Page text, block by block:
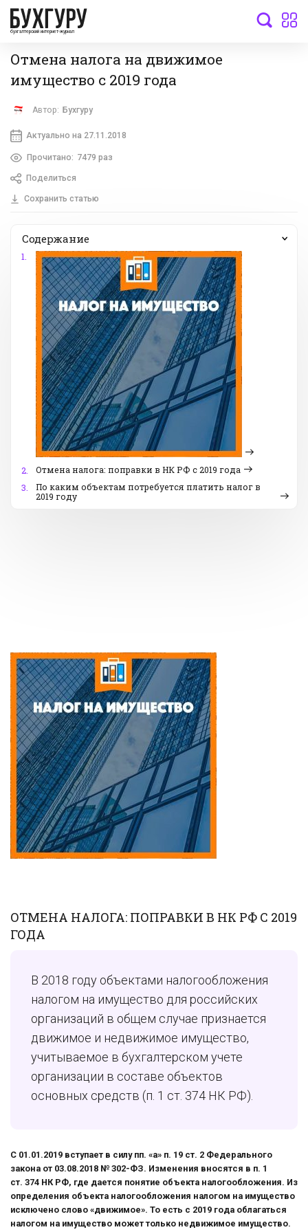
бухгалтерский интернет-журнал
Отмена налога на движимое
имущество с 2019 года
Автор: Бухгуру
Актуально на 27.11.2018
Прочитано: 7479 раз
Поделиться
Сохранить статью
Содержание
1.
2.
Отмена налога: поправки в НК РФ с 2019 года
3.
По каким объектам потребуется платить налог в
2019 году
ОТМЕНА НАЛОГА: ПОПРАВКИ В НК РФ С 2019
ГОДА
В 2018 году объектами налогообложения
налогом на имущество для российских
организаций в общем случае признается
движимое и недвижимое имущество,
учитываемое в бухгалтерском учете
организации в составе объектов
основных средств (п. 1 ст. 374 НК РФ).
С 01.01.2019 вступает в силу пп. «а» п. 19 ст. 2 Федерального
закона от 03.08.2018 № 302-ФЗ. Изменения вносятся в п. 1
ст. 374 НК РФ, где дается понятие объекта налогообложения. Из
определения объекта налогообложения налогом на имущество
исключено слово «движимое». То есть с 2019 года облагаться
налогом на имущество может только недвижимое имущество.